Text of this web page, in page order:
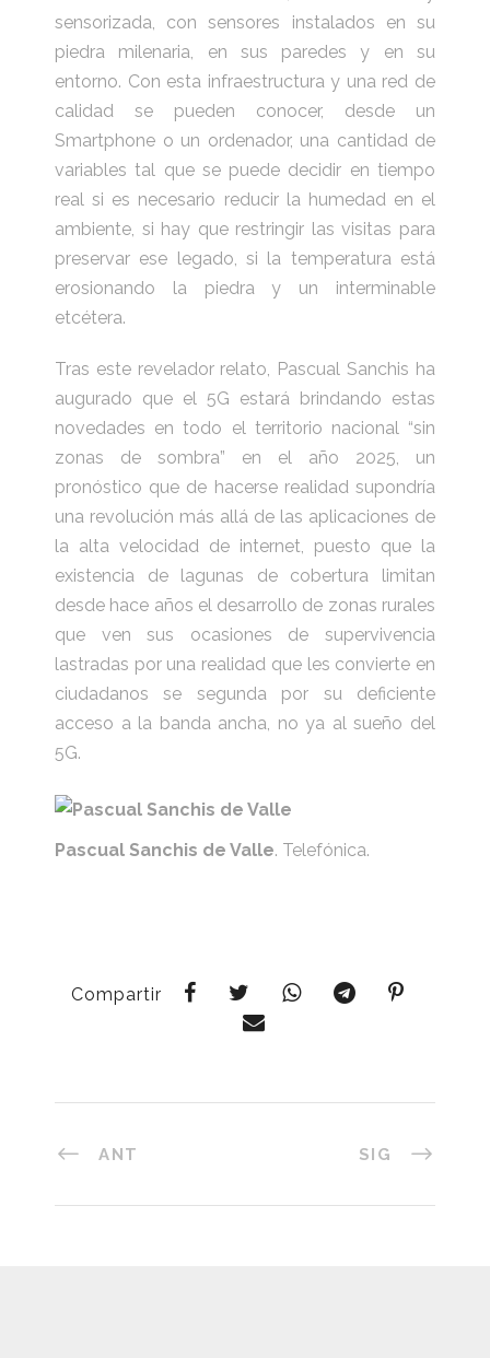
sensorizada, con sensores instalados en su
piedra milenaria, en sus paredes y en su
entorno. Con esta infraestructura y una red de
calidad se pueden conocer, desde un
Smartphone o un ordenador, una cantidad de
variables tal que se puede decidir en tiempo
real si es necesario reducir la humedad en el
ambiente, si hay que restringir las visitas para
preservar ese legado, si la temperatura está
erosionando la piedra y un interminable
etcétera.
Tras este revelador relato, Pascual Sanchis ha
augurado que el 5G estará brindando estas
novedades en todo el territorio nacional “sin
zonas de sombra” en el año 2025, un
pronóstico que de hacerse realidad supondría
una revolución más allá de las aplicaciones de
la alta velocidad de internet, puesto que la
existencia de lagunas de cobertura limitan
desde hace años el desarrollo de zonas rurales
que ven sus ocasiones de supervivencia
lastradas por una realidad que les convierte en
ciudadanos se segunda por su deficiente
acceso a la banda ancha, no ya al sueño del
5G.
Pascual Sanchis de Valle. Telefónica.
Compartir
ANT SIG